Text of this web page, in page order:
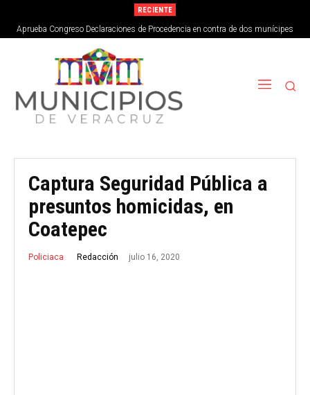
RECIENTE
Aprueba Congreso Declaraciones de Procedencia en contra de dos munícipes
Captura Seguridad Pública a
presuntos homicidas, en
Coatepec
Policiaca Redacción julio 16, 2020